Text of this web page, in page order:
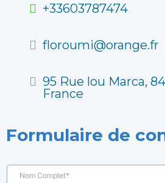
+33603787474
floroumi@orange.fr
95 Rue lou Marca,
France
Formulaire de